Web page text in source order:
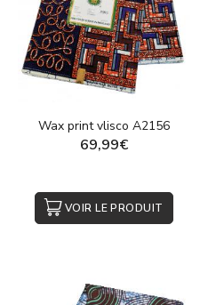
Wax print vlisco A2156
69,99€
VOIR LE PRODUIT